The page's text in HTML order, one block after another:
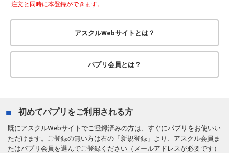
注文と同時に本登録ができます。
アスクルWebサイトとは？
パプリ会員とは？
初めてパプリをご利用される方
既にアスクルWebサイトでご登録済みの方は、すぐにパプリをお使いい
ただけます。ご登録の無い方は右の「新規登録」より、アスクル会員ま
たはパプリ会員を選んでご登録ください（メールアドレスが必要です）